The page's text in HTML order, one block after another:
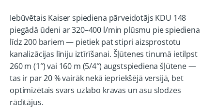
Iebūvētais Kaiser spiediena pārveidotājs KDU 148
piegādā ūdeni ar 320–400 l/min plūsmu pie spiediena
līdz 200 bariem — pietiek pat stipri aizsprostotu
kanalizācijas līniju iztīrīšanai. Šļūtenes tinumā ietilpst
260 m (1″) vai 160 m (5/4″) augstspiediena šļūtene —
tas ir par 20 % vairāk nekā iepriekšējā versijā, bet
optimizētais svars uzlabo kravas un asu slodzes
rādītājus.